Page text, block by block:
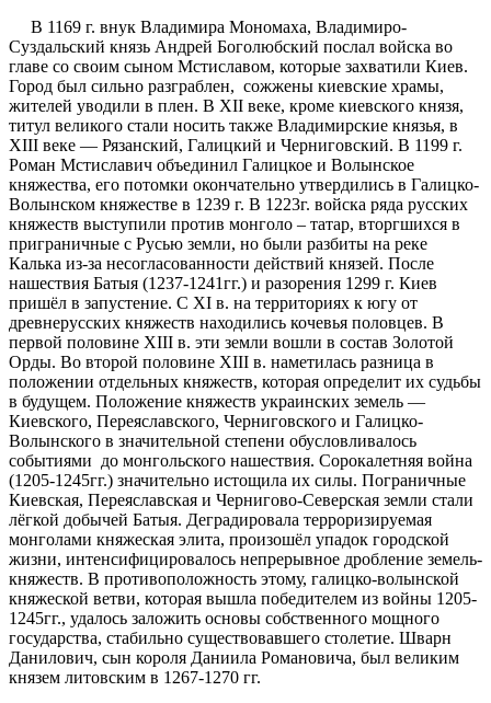
В 1169 г. внук Владимира Мономаха, Владимиро-
Суздальский князь Андрей Боголюбский послал войска во
главе со своим сыном Мстиславом, которые захватили Киев.
Город был сильно разграблен, сожжены киевские храмы,
жителей уводили в плен. В XII веке, кроме киевского князя,
титул великого стали носить также Владимирские князья, в
XIII веке — Рязанский, Галицкий и Черниговский. В 1199 г.
Роман Мстиславич объединил Галицкое и Волынское
княжества, его потомки окончательно утвердились в Галицко-
Волынском княжестве в 1239 г. В 1223г. войска ряда русских
княжеств выступили против монголо – татар, вторгшихся в
приграничные с Русью земли, но были разбиты на реке
Калька из-за несогласованности действий князей. После
нашествия Батыя (1237-1241гг.) и разорения 1299 г. Киев
пришёл в запустение. С XI в. на территориях к югу от
древнерусских княжеств находились кочевья половцев. В
первой половине XIII в. эти земли вошли в состав Золотой
Орды. Во второй половине XIII в. наметилась разница в
положении отдельных княжеств, которая определит их судьбы
в будущем. Положение княжеств украинских земель —
Киевского, Переяславского, Черниговского и Галицко-
Волынского в значительной степени обусловливалось
событиями до монгольского нашествия. Сорокалетняя война
(1205-1245гг.) значительно истощила их силы. Пограничные
Киевская, Переяславская и Чернигово-Северская земли стали
лёгкой добычей Батыя. Деградировала терроризируемая
монголами княжеская элита, произошёл упадок городской
жизни, интенсифицировалось непрерывное дробление земель-
княжеств. В противоположность этому, галицко-волынской
княжеской ветви, которая вышла победителем из войны 1205-
1245гг., удалось заложить основы собственного мощного
государства, стабильно существовавшего столетие. Шварн
Данилович, сын короля Даниила Романовича, был великим
князем литовским в 1267-1270 гг.